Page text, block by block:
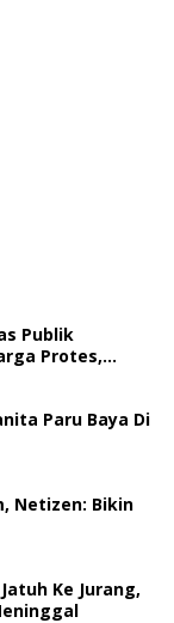
Publik
Protes,
Paru Baya Di
Netizen: Bikin